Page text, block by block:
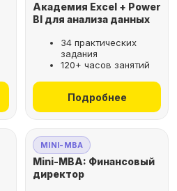
Академия Excel + Power
BI для анализа данных
34 практических
задания
120+ часов занятий
Подробнее
MINI-MBA
Mini-MBA: Финансовый
директор